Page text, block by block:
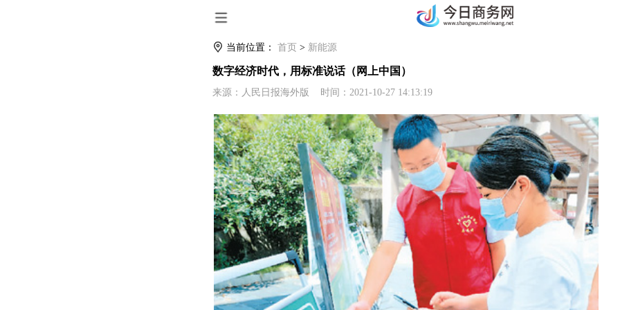
当前位置： 首页 > 新能源
数字经济时代，用标准说话（网上中国）
来源：人民日报海外版 时间：2021-10-27 14:13:19